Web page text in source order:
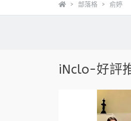
部落格 俞婷
iNclo-好評